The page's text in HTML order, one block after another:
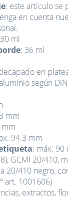
: este artículo se
en cuenta
ml
: 36 ml
en
según
mm
94.3 mm
: máx. 90
GCMI 20/410,
20/410 negro,
art. 1001606)
extractos,